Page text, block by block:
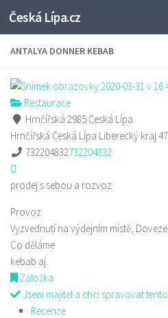
Skip to content
Česká Lípa.cz
ANTALYA DONNER KEBAB
Restaurace
Hrnčířská 2985 Česká Lípa
Hrnčířská Česká Lípa Liberecký kraj
732204832732204832
prodej s sebou a rozvoz
Provoz
Vyzvednutí na výdejním místě,
Co děláme
kebab aj.
Záložka
Jsem majitel a chci spravovat
Recenze